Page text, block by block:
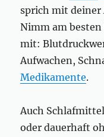
sprich mit
Nimm am
mit:
Aufwachen,
Medikamente.
Auch
oder dauerhaft